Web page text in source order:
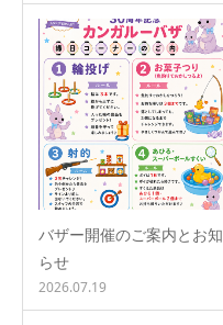
バザー開催のご案内とお知
らせ
2026.07.19